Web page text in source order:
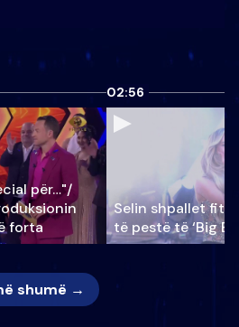
për…"/
forta
02:56
Selin shpallet
të pestë të ‘Big
shumë →